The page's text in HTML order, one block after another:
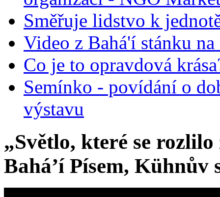
Směřuje lidstvo k
Video z Bahá'í stánku
Co je to opravdová
Semínko - povídání o
výstavu
„Světlo, které se
Bahá’í Písem, Kühnův